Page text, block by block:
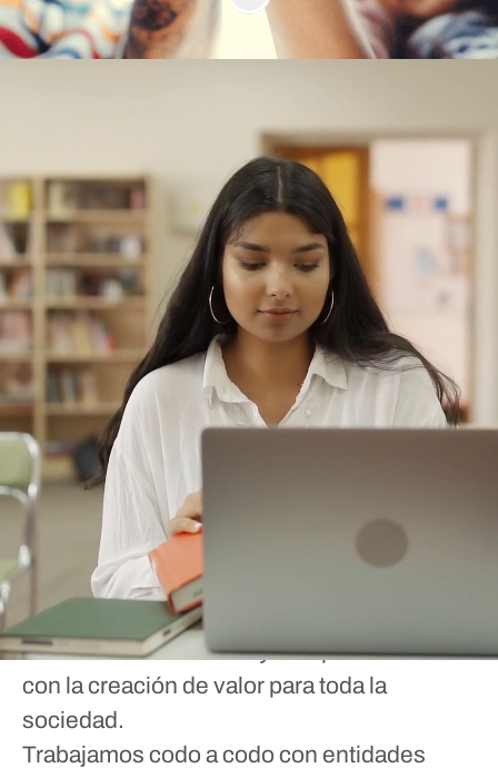
Hacemos que la
cooperación suceda
Concebimos la educación, la ciencia y la
cultura como herramientas para el
desarrollo humano y generadoras de
oportunidades para construir un futuro
mejor para todos.
Trabajamos directamente con los
Gobiernos de nuestros 23 países
miembros, respondiendo a sus prioridades
y fortaleciendo sus políticas públicas a
través de programas y proyectos que
diseñan y ponen en marcha profesionales
altamente cualificados y comprometidos
con la creación de valor para toda la
sociedad.
Trabajamos codo a codo con entidades